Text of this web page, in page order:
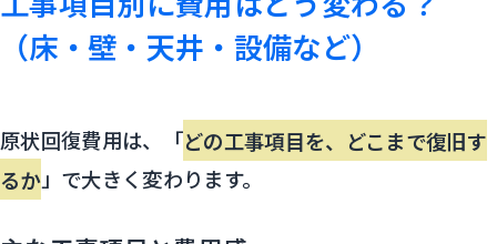
（床・壁・天井・設備など）
原状回復費用は、「どの工事項目を、どこまで復旧す
るか」で大きく変わります。